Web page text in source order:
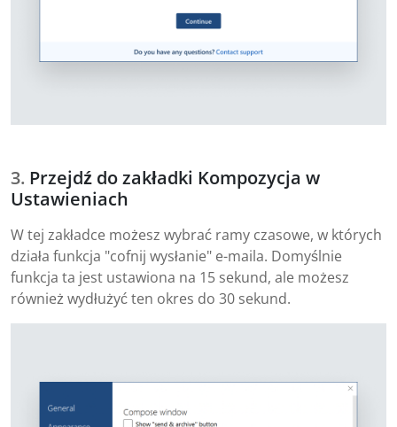
Przejdź do zakładki Kompozycja w
Ustawieniach
W tej zakładce możesz wybrać ramy czasowe, w których
działa funkcja "cofnij wysłanie" e-maila. Domyślnie
funkcja ta jest ustawiona na 15 sekund, ale możesz
również wydłużyć ten okres do 30 sekund.